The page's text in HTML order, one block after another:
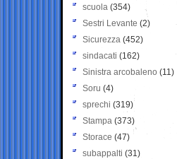
scuola (354)
Sestri Levante (2)
Sicurezza (452)
sindacati (162)
Sinistra arcobaleno (11)
Soru (4)
sprechi (319)
Stampa (373)
Storace (47)
subappalti (31)